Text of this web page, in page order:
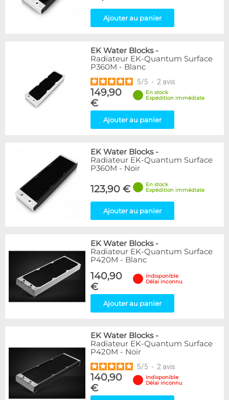
Ajouter au panier
EK Water Blocks-
Radiateur EK-Quantum Surface
P360M - Blanc
5/5 - 2 avis
149,90
€
En stock
Expédition immédiate
Ajouter au panier
EK Water Blocks-
Radiateur EK-Quantum Surface
P360M - Noir
123,90 €
En stock
Expédition immédiate
Ajouter au panier
EK Water Blocks-
Radiateur EK-Quantum Surface
P420M - Blanc
140,90
€
Indisponible
Délai inconnu
Ajouter au panier
EK Water Blocks-
Radiateur EK-Quantum Surface
P420M - Noir
5/5 - 2 avis
140,90
€
Indisponible
Délai inconnu